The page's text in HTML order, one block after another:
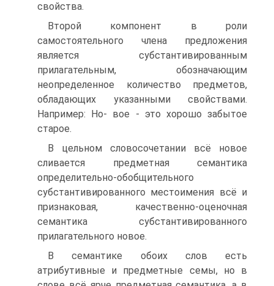
свойства.
Второй компонент в роли
самостоятельного члена предложения
является субстантивированным
прилагательным, обозначающим
неопределенное количество предметов,
обладающих указанными свойствами.
Например: Но- вое - это хорошо забытое
старое.
В цельном словосочетании всё новое
сливается предметная семантика
определительно-обобщительного
субстантивированного местоимения всё и
признаковая, качественно-оценочная
семантика субстантивированного
прилагательного новое.
В семантике обоих слов есть
атрибутивные и предметные семы, но в